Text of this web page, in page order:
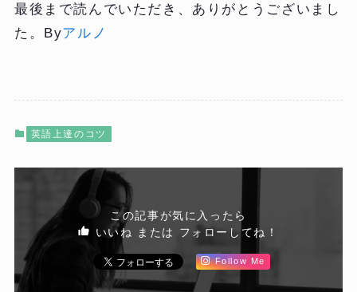
最後まで読んでいただき、ありがとうございまし
た。Byアルノ
英語上達のコツ
この記事が気に入ったら
いいね または フォローしてね！
Follow Me